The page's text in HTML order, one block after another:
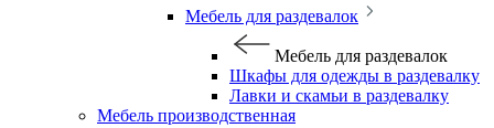
Мебель для раздевалок
Мебель для раздевалок
Шкафы для одежды в раздевалку
Лавки и скамьи в раздевалку
Мебель производственная